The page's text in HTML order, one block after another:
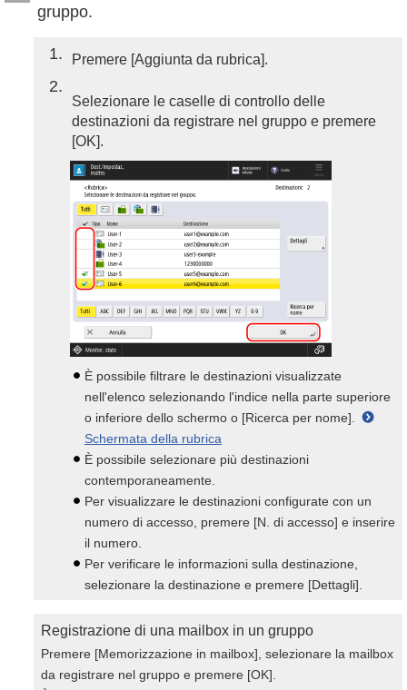
gruppo.
1 Premere [Aggiunta da rubrica].
2
Selezionare le caselle di controllo delle
destinazioni da registrare nel gruppo e premere
[OK].
È possibile filtrare le destinazioni visualizzate
nell'elenco selezionando l'indice nella parte superiore
o inferiore dello schermo o [Ricerca per nome].
Schermata della rubrica
È possibile selezionare più destinazioni
contemporaneamente.
Per visualizzare le destinazioni configurate con un
numero di accesso, premere [N. di accesso] e inserire
il numero.
Per verificare le informazioni sulla destinazione,
selezionare la destinazione e premere [Dettagli].
Registrazione di una mailbox in un gruppo
Premere [Memorizzazione in mailbox], selezionare la mailbox
da registrare nel gruppo e premere [OK].